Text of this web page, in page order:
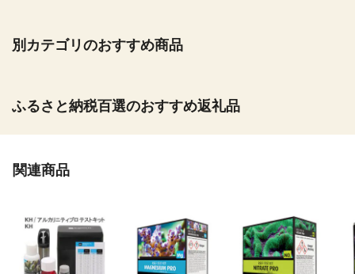
別カテゴリのおすすめ商品
ふるさと納税百選のおすすめ返礼品
関連商品